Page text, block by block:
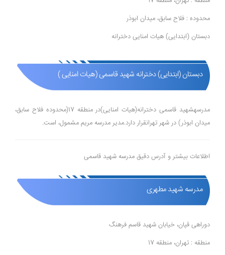
محدوده : فلاح سابق، میدان ابوذر
دبستان (ابتدایی) هیات امنایی دخترانه
دبستان (ابتدایی) دخترانه شهید قاسمی (هیات امنایی )
مدرسهشهید قاسمی دخترانه(هیات امنایی)در منطقه 17(محدوده فلاح سابق،
میدان ابوذر) در شهر تهرانقرار دارد.مدیر مدرسه مریم مشمول، است.
اطلاعات بیشتر و آدرس دقیق مدرسه شهید قاسمی
مدرسه شهید مطهری
دوراهی قپان، خیابان شهید قاسم فرهنگ
منطقه : تهران، منطقه 17